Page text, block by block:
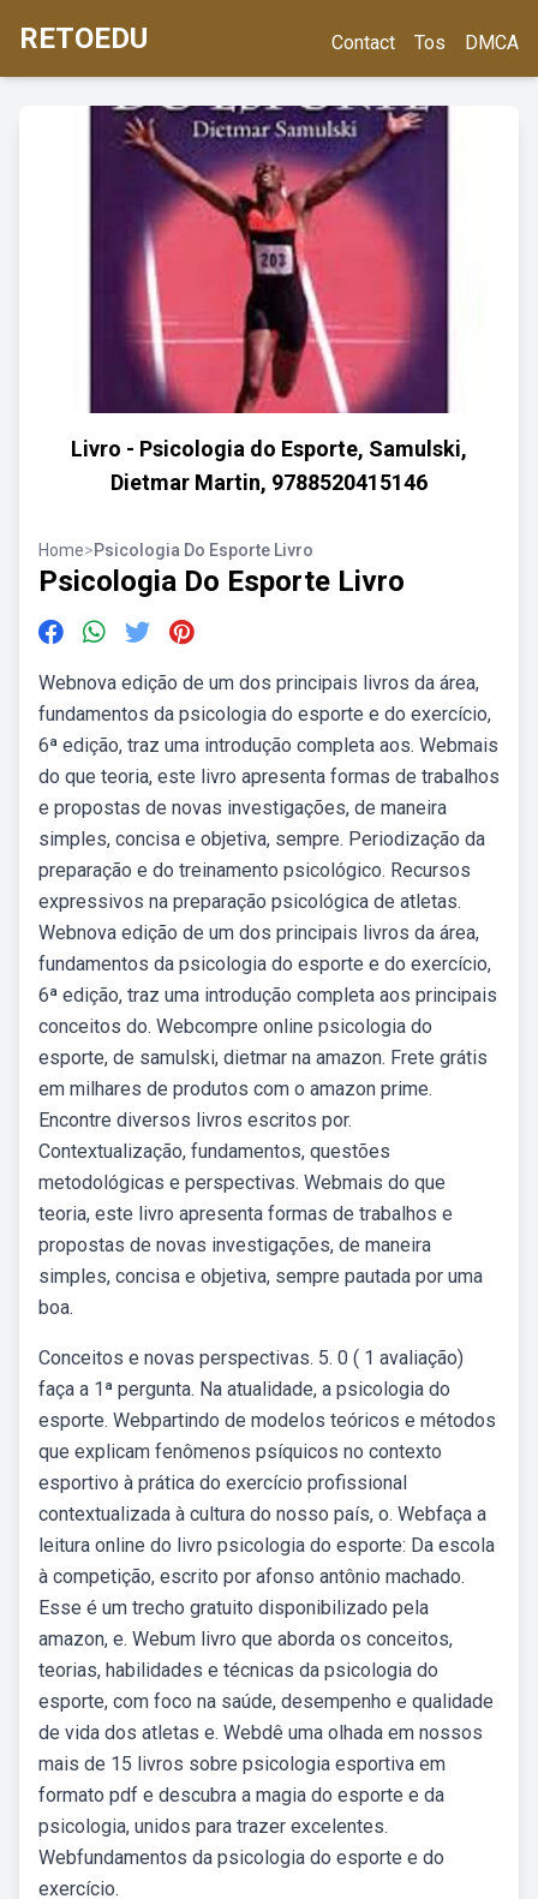
RETOEDU Contact Tos DMCA
Livro - Psicologia do Esporte, Samulski,
Dietmar Martin, 9788520415146
Home>Psicologia Do Esporte Livro
Psicologia Do Esporte Livro
Webnova edição de um dos principais livros da área,
fundamentos da psicologia do esporte e do exercício,
6ª edição, traz uma introdução completa aos. Webmais
do que teoria, este livro apresenta formas de trabalhos
e propostas de novas investigações, de maneira
simples, concisa e objetiva, sempre. Periodização da
preparação e do treinamento psicológico. Recursos
expressivos na preparação psicológica de atletas.
Webnova edição de um dos principais livros da área,
fundamentos da psicologia do esporte e do exercício,
6ª edição, traz uma introdução completa aos principais
conceitos do. Webcompre online psicologia do
esporte, de samulski, dietmar na amazon. Frete grátis
em milhares de produtos com o amazon prime.
Encontre diversos livros escritos por.
Contextualização, fundamentos, questões
metodológicas e perspectivas. Webmais do que
teoria, este livro apresenta formas de trabalhos e
propostas de novas investigações, de maneira
simples, concisa e objetiva, sempre pautada por uma
boa.
Conceitos e novas perspectivas. 5. 0 ( 1 avaliação)
faça a 1ª pergunta. Na atualidade, a psicologia do
esporte. Webpartindo de modelos teóricos e métodos
que explicam fenômenos psíquicos no contexto
esportivo à prática do exercício profissional
contextualizada à cultura do nosso país, o. Webfaça a
leitura online do livro psicologia do esporte: Da escola
à competição, escrito por afonso antônio machado.
Esse é um trecho gratuito disponibilizado pela
amazon, e. Webum livro que aborda os conceitos,
teorias, habilidades e técnicas da psicologia do
esporte, com foco na saúde, desempenho e qualidade
de vida dos atletas e. Webdê uma olhada em nossos
mais de 15 livros sobre psicologia esportiva em
formato pdf e descubra a magia do esporte e da
psicologia, unidos para trazer excelentes.
Webfundamentos da psicologia do esporte e do
exercício.